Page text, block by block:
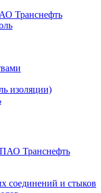
Транснефть
изоляции)
Транснефть
соединений и стыков